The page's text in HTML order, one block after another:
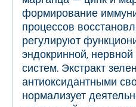
формирование
процессов
регулируют
эндокринной,
систем. Экстракт
антиоксидантными
нормализует